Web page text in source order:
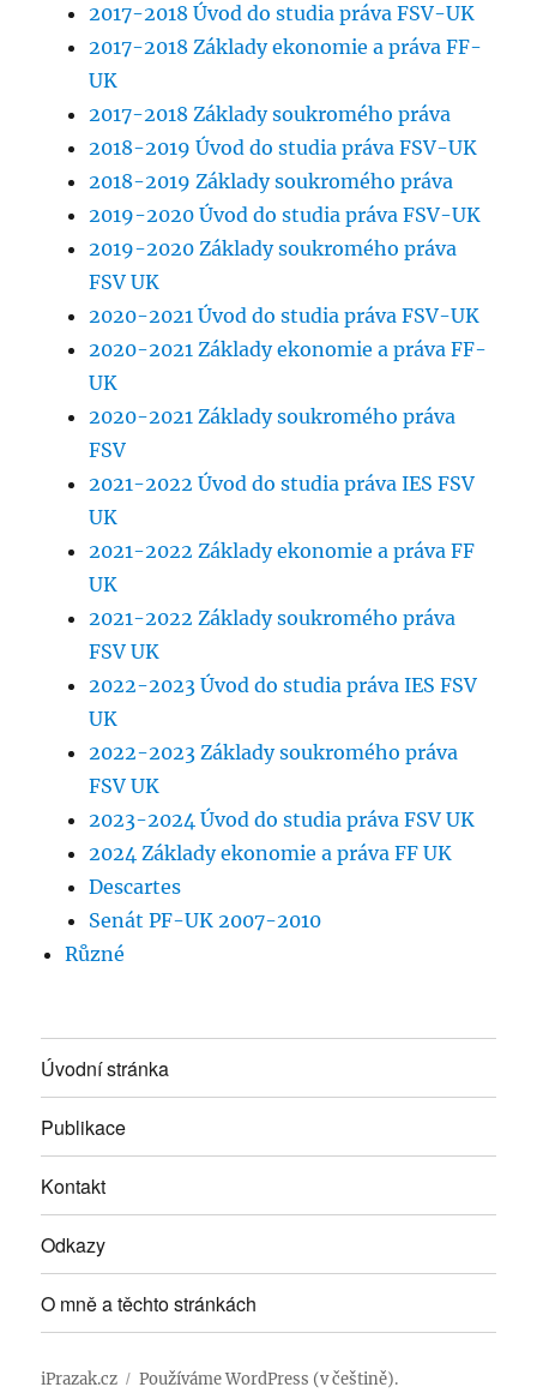
2017-2018 Úvod do studia práva FSV-UK
2017-2018 Základy ekonomie a práva FF-
UK
2017-2018 Základy soukromého práva
2018-2019 Úvod do studia práva FSV-UK
2018-2019 Základy soukromého práva
2019-2020 Úvod do studia práva FSV-UK
2019-2020 Základy soukromého práva
FSV UK
2020-2021 Úvod do studia práva FSV-UK
2020-2021 Základy ekonomie a práva FF-
UK
2020-2021 Základy soukromého práva
FSV
2021-2022 Úvod do studia práva IES FSV
UK
2021-2022 Základy ekonomie a práva FF
UK
2021-2022 Základy soukromého práva
FSV UK
2022-2023 Úvod do studia práva IES FSV
UK
2022-2023 Základy soukromého práva
FSV UK
2023-2024 Úvod do studia práva FSV UK
2024 Základy ekonomie a práva FF UK
Descartes
Senát PF-UK 2007-2010
Různé
Úvodní stránka
Publikace
Kontakt
Odkazy
O mně a těchto stránkách
iPrazak.cz Používáme WordPress (v češtině).